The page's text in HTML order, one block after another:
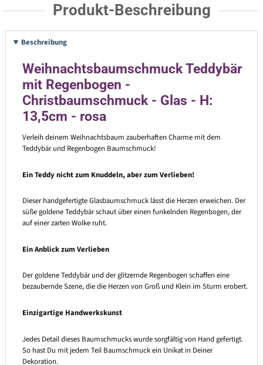
Produkt-Beschreibung
Beschreibung
Weihnachtsbaumschmuck Teddybär
mit Regenbogen -
Christbaumschmuck - Glas - H:
13,5cm - rosa
Verleih deinem Weihnachtsbaum zauberhaften Charme mit dem
Teddybär und Regenbogen Baumschmuck!
Ein Teddy nicht zum Knuddeln, aber zum Verlieben!
Dieser handgefertigte Glasbaumschmuck lässt die Herzen erweichen. Der
süße goldene Teddybär schaut über einen funkelnden Regenbogen, der
auf einer zarten Wolke ruht.
Ein Anblick zum Verlieben
Der goldene Teddybär und der glitzernde Regenbogen schaffen eine
bezaubernde Szene, die die Herzen von Groß und Klein im Sturm erobert.
Einzigartige Handwerkskunst
Jedes Detail dieses Baumschmucks wurde sorgfältig von Hand gefertigt.
So hast Du mit jedem Teil Baumschmuck ein Unikat in Deiner
Dekoration.